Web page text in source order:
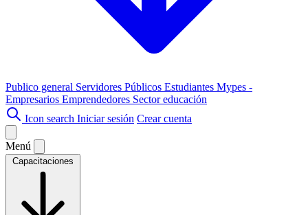
Publico general Servidores Públicos Estudiantes Mypes -
Empresarios Emprendedores Sector educación
Icon search Iniciar sesión Crear cuenta
Menú
Capacitaciones